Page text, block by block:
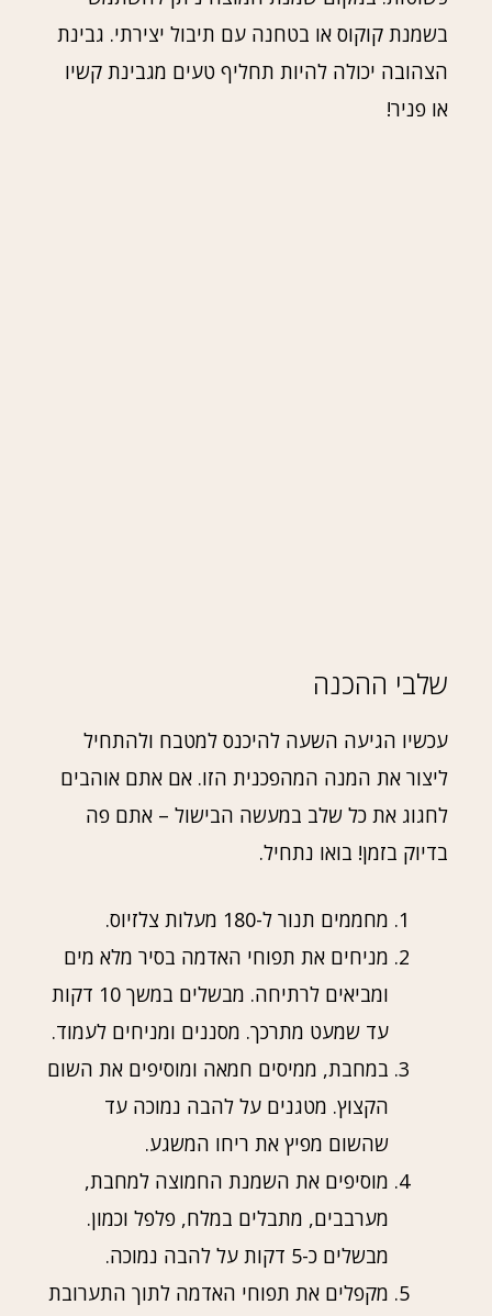
בשמנת קוקוס או בטחנה עם תיבול יצירתי. גבינת
הצהובה יכולה להיות תחליף טעים מגבינת קשיו
או פניר!
שלבי ההכנה
עכשיו הגיעה השעה להיכנס למטבח ולהתחיל
ליצור את המנה המהפכנית הזו. אם אתם אוהבים
לחגוג את כל שלב במעשה הבישול – אתם פה
בדיוק בזמן! בואו נתחיל.
מחממים תנור ל-180 מעלות צלזיוס.
מניחים את תפוחי האדמה בסיר מלא מים
ומביאים לרתיחה. מבשלים במשך 10 דקות
עד שמעט מתרכך. מסננים ומניחים לעמוד.
במחבת, ממיסים חמאה ומוסיפים את השום
הקצוץ. מטגנים על להבה נמוכה עד
שהשום מפיץ את ריחו המשגע.
מוסיפים את השמנת החמוצה למחבת,
מערבבים, מתבלים במלח, פלפל וכמון.
מבשלים כ-5 דקות על להבה נמוכה.
מקפלים את תפוחי האדמה לתוך התערובת